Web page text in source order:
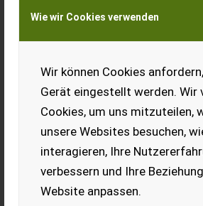
Wie wir Cookies verwenden
Wir können Cookies
Gerät eingestellt werden. Wir
Cookies, um uns mitzuteilen,
unsere Websites besuchen,
interagieren, Ihre
verbessern und Ihre
Website anpassen.
Steyr 4115 Multi
EUR 61.950 inkl. 20 % MwSt.